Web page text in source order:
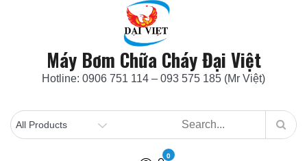
Máy Bơm Chữa Cháy Đại Việt
Hotline: 0906 751 114 – 093 575 185 (Mr Việt)
0